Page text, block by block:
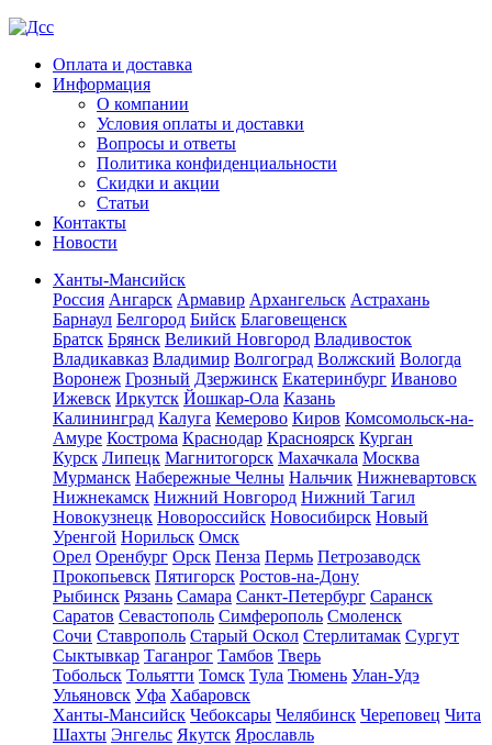
Оплата и доставка
Информация
О компании
Условия оплаты и доставки
Вопросы и ответы
Политика конфиденциальности
Скидки и акции
Статьи
Контакты
Новости
Ханты-Мансийск
Россия Ангарск Армавир Архангельск Астрахань
Барнаул Белгород Бийск Благовещенск
Братск Брянск Великий Новгород Владивосток
Владикавказ Владимир Волгоград Волжский Вологда
Воронеж Грозный Дзержинск Екатеринбург Иваново
Ижевск Иркутск Йошкар-Ола Казань
Калининград Калуга Кемерово Киров Комсомольск-на-
Амуре Кострома Краснодар Красноярск Курган
Курск Липецк Магнитогорск Махачкала Москва
Мурманск Набережные Челны Нальчик Нижневартовск
Нижнекамск Нижний Новгород Нижний Тагил
Новокузнецк Новороссийск Новосибирск Новый
Уренгой Норильск Омск
Орел Оренбург Орск Пенза Пермь Петрозаводск
Прокопьевск Пятигорск Ростов-на-Дону
Рыбинск Рязань Самара Санкт-Петербург Саранск
Саратов Севастополь Симферополь Смоленск
Сочи Ставрополь Старый Оскол Стерлитамак Сургут
Сыктывкар Таганрог Тамбов Тверь
Тобольск Тольятти Томск Тула Тюмень Улан-Удэ
Ульяновск Уфа Хабаровск
Ханты-Мансийск Чебоксары Челябинск Череповец Чита
Шахты Энгельс Якутск Ярославль